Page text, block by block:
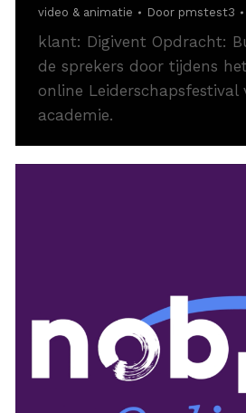
video & animatie Door pmstest3
klant: Digivent Opdracht:
de sprekers door tijdens het
online Leiderschapsfestival
academie.